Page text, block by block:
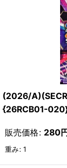
(2026/
{26RCB01-020}
販売価格: 280
重み: 1